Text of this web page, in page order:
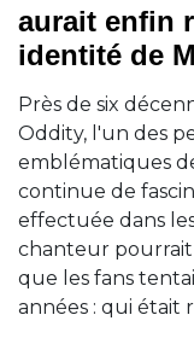
aurait enfin
identité de
Près de six
Oddity, l'un des
emblématiques
continue de
effectuée dans
chanteur
que les fans
années : qui était